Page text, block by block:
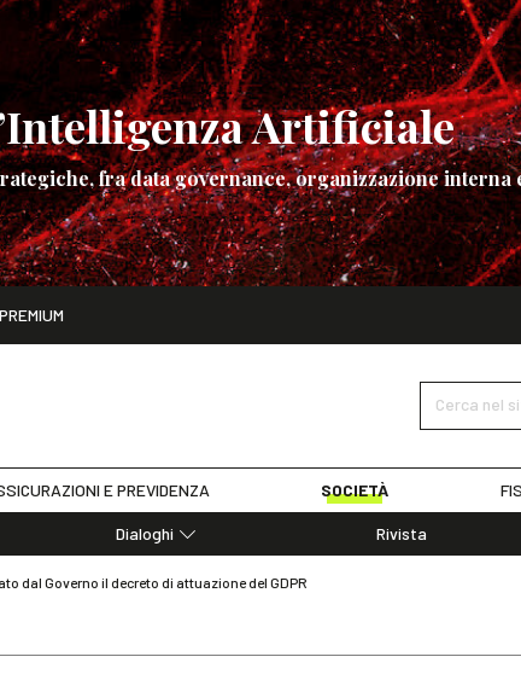
Artificiale
fra data governance, organizzazione interna
sito
Cerca nel
E PREVIDENZA SOCIETÀ
Dialoghi
Rivista
dal Governo il decreto di attuazione del GDPR